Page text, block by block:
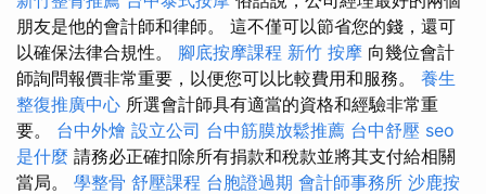
朋友是他的會計師和律師。 這不僅可以節省您的錢，還可
以確保法律合規性。 腳底按摩課程 新竹 按摩 向幾位會計
師詢問報價非常重要，以便您可以比較費用和服務。 養生
整復推廣中心 所選會計師具有適當的資格和經驗非常重
要。 台中外燴 設立公司 台中筋膜放鬆推薦 台中舒壓 seo
是什麼 請務必正確扣除所有捐款和稅款並將其支付給相關
當局。 學整骨 舒壓課程 台胞證過期 會計師事務所 沙鹿按